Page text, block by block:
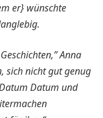
er} wünschte
Anna
sich nicht gut genug
Datum und